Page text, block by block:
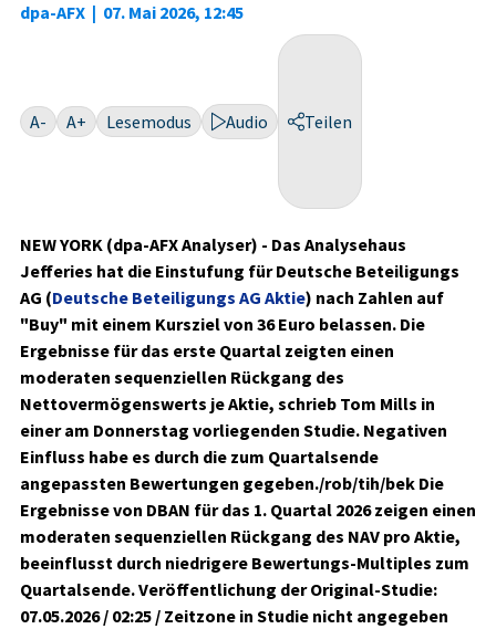
dpa-AFX | 07. Mai 2026, 12:45
A- A+ Lesemodus Audio Teilen
NEW YORK (dpa-AFX Analyser) - Das Analysehaus
Jefferies hat die Einstufung für Deutsche Beteiligungs
AG (Deutsche Beteiligungs AG Aktie) nach Zahlen auf
"Buy" mit einem Kursziel von 36 Euro belassen. Die
Ergebnisse für das erste Quartal zeigten einen
moderaten sequenziellen Rückgang des
Nettovermögenswerts je Aktie, schrieb Tom Mills in
einer am Donnerstag vorliegenden Studie. Negativen
Einfluss habe es durch die zum Quartalsende
angepassten Bewertungen gegeben./rob/tih/bek Die
Ergebnisse von DBAN für das 1. Quartal 2026 zeigen einen
moderaten sequenziellen Rückgang des NAV pro Aktie,
beeinflusst durch niedrigere Bewertungs-Multiples zum
Quartalsende. Veröffentlichung der Original-Studie:
07.05.2026 / 02:25 / Zeitzone in Studie nicht angegeben